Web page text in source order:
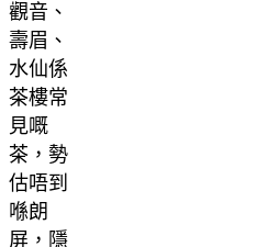
觀音、
壽眉、
水仙係
茶樓常
見嘅
茶，勢
估唔到
喺朗
屏，隱